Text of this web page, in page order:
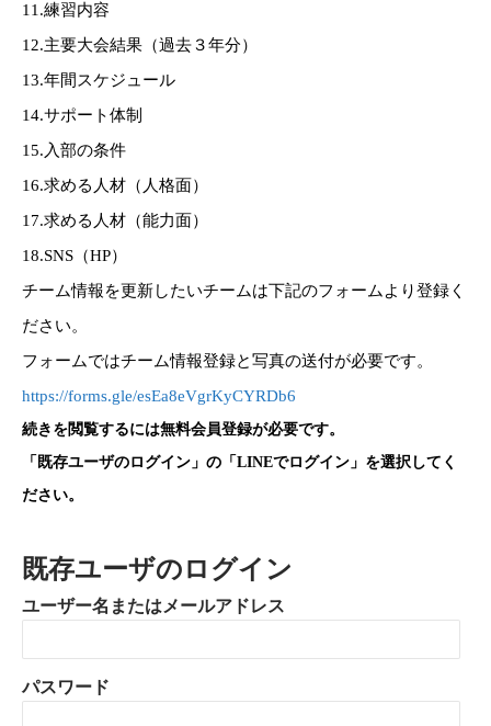
11.練習内容
12.主要大会結果（過去３年分）
13.年間スケジュール
14.サポート体制
15.入部の条件
16.求める人材（人格面）
17.求める人材（能力面）
18.SNS（HP）
チーム情報を更新したいチームは下記のフォームより登録く
ださい。
フォームではチーム情報登録と写真の送付が必要です。
https://forms.gle/esEa8eVgrKyCYRDb6
続きを閲覧するには無料会員登録が必要です。
「既存ユーザのログイン」の「LINEでログイン」を選択してく
ださい。
既存ユーザのログイン
ユーザー名またはメールアドレス
パスワード